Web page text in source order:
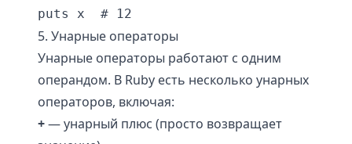
5. Унарные операторы
Унарные операторы работают с одним
операндом. В Ruby есть несколько унарных
операторов, включая:
+— унарный плюс (просто возвращает